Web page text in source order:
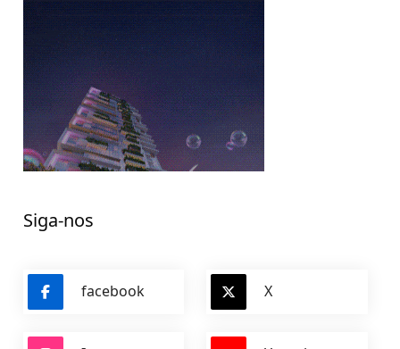
Siga-nos
facebook X